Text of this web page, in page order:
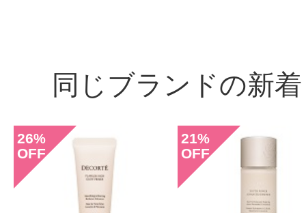
同じブランドの新
26%
OFF
21%
OFF